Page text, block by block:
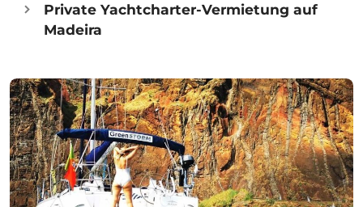
Private Yachtcharter-Vermietung auf
Madeira